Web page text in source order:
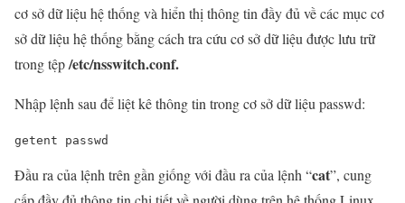
cơ sở dữ liệu hệ thống và hiển thị thông tin đầy đủ về các mục cơ
sở dữ liệu hệ thống bằng cách tra cứu cơ sở dữ liệu được lưu trữ
trong tệp/etc/nsswitch.conf.
Nhập lệnh sau để liệt kê thông tin trong cơ sở dữ liệu passwd:
getent passwd
Đầu ra của lệnh trên gần giống với đầu ra của lệnh “cat”, cung